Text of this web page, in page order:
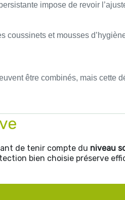
impose de revoir
et mousses
être combinés, mais cette
de tenir compte du niveau
bien choisie préserve